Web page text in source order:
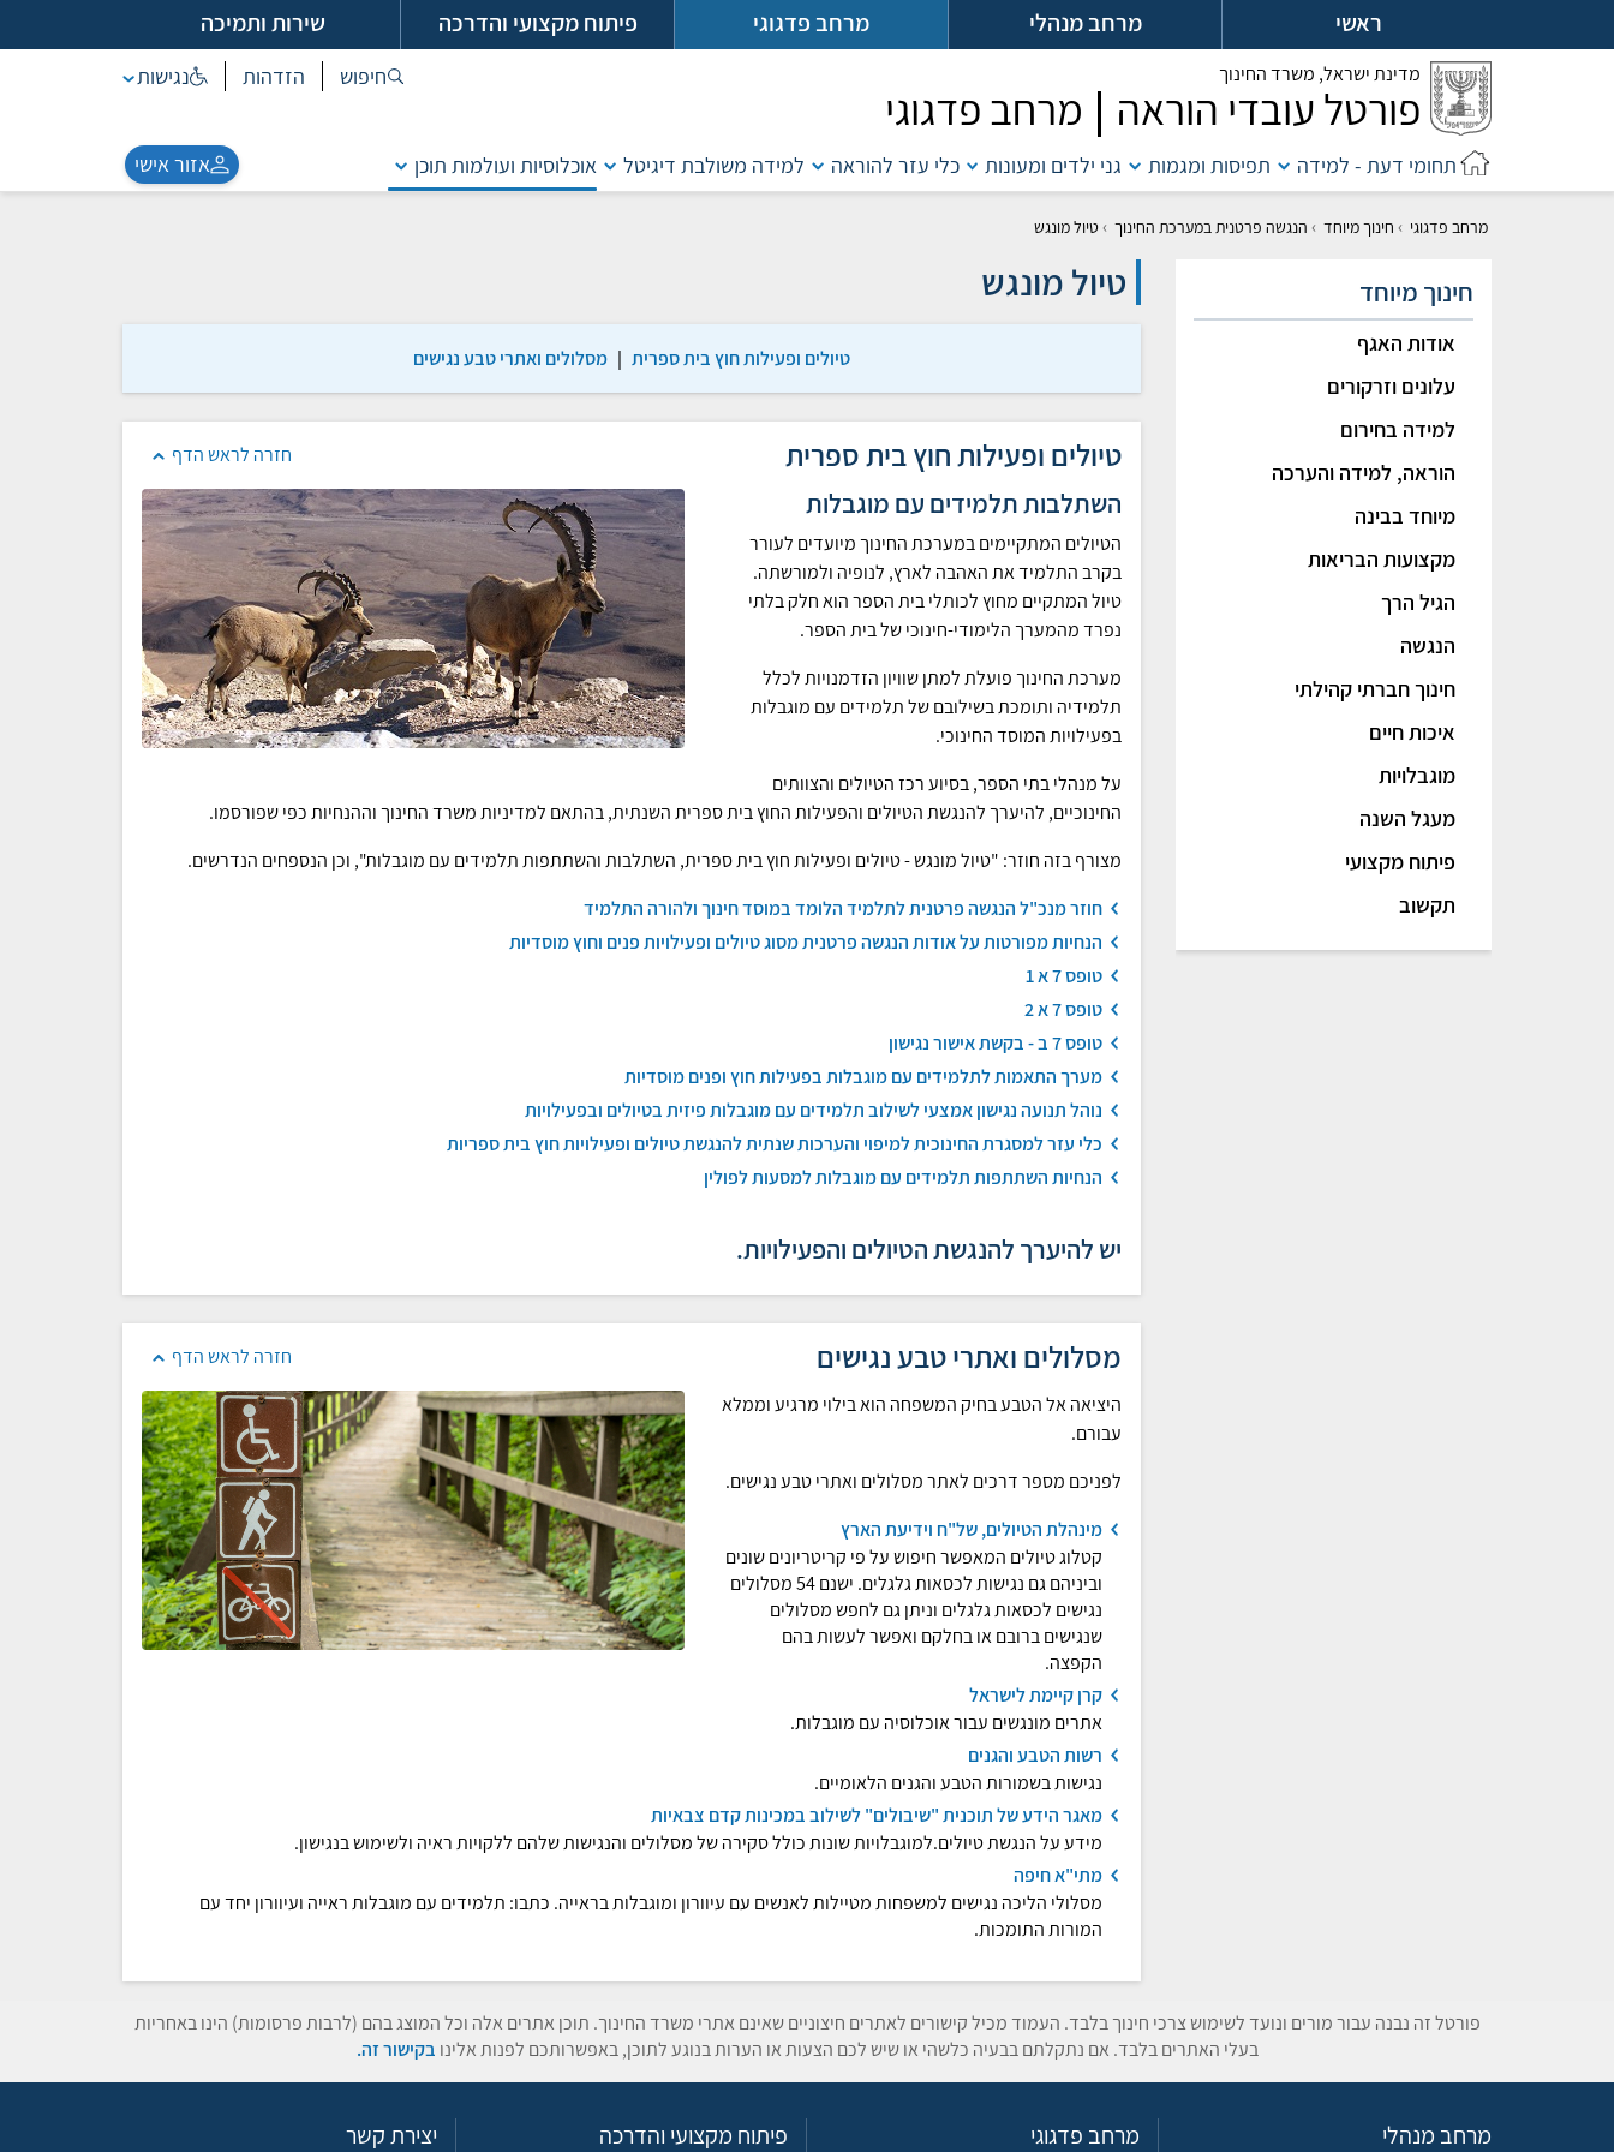
אל
ראשי מרחב מנהלי מרחב פדגוגי פיתוח מקצועי והדרכה שירות ותמיכה
מדינת ישראל, משרד החינוך
פורטל עובדי הוראה מרחב פדגוגי
חיפוש הזדהות נגישות
תחומי דעת - למידה תפיסות ומגמות גני ילדים ומעונות כלי עזר להוראה למידה משולבת דיגיטל אוכלוסיות ועולמות תוכן אזור אישי
מרחב פדגוגי › חינוך מיוחד › הנגשה פרטנית במערכת החינוך ›טיול מונגש
טיול מונגש
טיולים ופעילות חוץ בית ספרית | מסלולים ואתרי טבע נגישים
חזרה לראש הדף טיולים ופעילות חוץ בית ספרית
השתלבות תלמידים עם מוגבלות
הטיולים המתקיימים במערכת החינוך מיועדים לעורר
בקרב התלמיד את האהבה לארץ, לנופיה ולמורשתה.
טיול המתקיים מחוץ לכותלי בית הספר הוא חלק בלתי
נפרד מהמערך הלימודי-חינוכי של בית הספר.
מערכת החינוך פועלת למתן שוויון הזדמנויות לכלל
תלמידיה ותומכת בשילובם של תלמידים עם מוגבלות
בפעילויות המוסד החינוכי.
על מנהלי בתי הספר, בסיוע רכז הטיולים והצוותים
החינוכיים, להיערך להנגשת הטיולים והפעילות החוץ בית ספרית השנתית, בהתאם למדיניות משרד החינוך וההנחיות כפי שפורסמו.
מצורף בזה חוזר: "טיול מונגש - טיולים ופעילות חוץ בית ספרית, השתלבות והשתתפות תלמידים עם מוגבלות", וכן הנספחים הנדרשים.
חוזר מנכ"ל הנגשה פרטנית לתלמיד הלומד במוסד חינוך ולהורה התלמיד
הנחיות מפורטות על אודות הנגשה פרטנית מסוג טיולים ופעילויות פנים וחוץ מוסדיות
טופס 7 א 1
טופס 7 א 2
טופס 7 ב - בקשת אישור נגישון
מערך התאמות לתלמידים עם מוגבלות בפעילות חוץ ופנים מוסדיות
נוהל תנועה נגישון אמצעי לשילוב תלמידים עם מוגבלות פיזית בטיולים ובפעילויות
כלי עזר למסגרת החינוכית למיפוי והערכות שנתית להנגשת טיולים ופעילויות חוץ בית ספריות
הנחיות השתתפות תלמידים עם מוגבלות למסעות לפולין
יש להיערך להנגשת הטיולים והפעילויות.
חזרה לראש הדף מסלולים ואתרי טבע נגישים
היציאה אל הטבע בחיק המשפחה הוא בילוי מרגיע וממלא
עבורם.
לפניכם מספר דרכים לאתר מסלולים ואתרי טבע נגישים.
מינהלת הטיולים, של"ח וידיעת הארץ
קטלוג טיולים המאפשר חיפוש על פי קריטריונים שונים
וביניהם גם נגישות לכסאות גלגלים. ישנם 54 מסלולים
נגישים לכסאות גלגלים וניתן גם לחפש מסלולים
שנגישים ברובם או בחלקם ואפשר לעשות בהם
הקפצה.
קרן קיימת לישראל
אתרים מונגשים עבור אוכלוסיה עם מוגבלות.
רשות הטבע והגנים
נגישות בשמורות הטבע והגנים הלאומיים.
מאגר הידע של תוכנית "שיבולים" לשילוב במכינות קדם צבאיות
מידע על הנגשת טיולים.למוגבלויות שונות כולל סקירה של מסלולים והנגישות שלהם ללקויות ראיה ולשימוש בנגישון.
מתי"א חיפה
מסלולי הליכה נגישים למשפחות מטיילות לאנשים עם עיוורון ומוגבלות בראייה. כתבו: תלמידים עם מוגבלות ראייה ועיוורון יחד עם
המורות התומכות.
חינוך מיוחד
אודות האגף
עלונים וזרקורים
למידה בחירום
הוראה, למידה והערכה
מיוחד בבינה
מקצועות הבריאות
הגיל הרך
הנגשה
חינוך חברתי קהילתי
איכות חיים
מוגבלויות
מעגל השנה
פיתוח מקצועי
תקשוב
פורטל זה נבנה עבור מורים ונועד לשימוש צרכי חינוך בלבד. העמוד מכיל קישורים לאתרים חיצוניים שאינם אתרי משרד החינוך. תוכן אתרים אלה וכל המוצג בהם (לרבות פרסומות) הינו באחריות
בעלי האתרים בלבד. אם נתקלתם בבעיה כלשהי או שיש לכם הצעות או הערות בנוגע לתוכן, באפשרותכם לפנות אלינו בקישור זה.
מרחב מנהלי מרחב פדגוגי פיתוח מקצועי והדרכה יצירת קשר